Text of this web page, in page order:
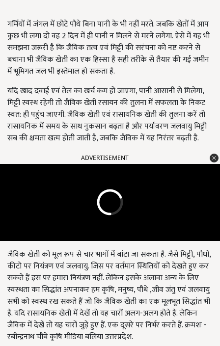
गर्मियों में जंगल में छोटे पौधे बिना पानी के भी नहीं मरते. जबकि खेतों में आप
कुछ भी लगा दो वह 2 दिन में ही पानी न मिलने से मरने लगेगा. ऐसे में यह भी
समझना जरूरी है कि जैविक तत्व एवं मिट्टी की सरंचना को नष्ट करने से
बचाना भी जैविक खेती का एक हिस्सा है सही तरीके से तैयार की गई जमीन
में भूमिगत जल भी इस्तेमाल हो सकता है.
यदि खाद दवाई एवं तेल का खर्च कम हो जाएगा, पानी आसानी से मिलेगा,
मिट्टी स्वस्थ रहेगी तो जैविक खेती रसायन की तुलना में सफलता के निकट
स्वत: ही पहुंच जाएगी. जैविक खेती एवं रासायनिक खेती की तुलना करें तो
रासायनिक में समय के साथ नुकसान बढ़ता है और पर्यावरण जलवायु मिट्टी
सब की क्षमता खत्म होती जाती है, जबकि जैविक में यह निरंतर बढ़ती है.
ADVERTISEMENT
जैविक खेती को मूल रूप से चार भागों में बांटा जा सकता है. जैसे मिट्टी, पौधों,
कीटो पर नियंत्रण एवं जलवायु. जिस पर वर्तमान स्थितियों को देखते हुए कर
सकते हैं इस पर हमारा नियंत्रण नहीं. लेकिन इसके अलावा अन्य के लिए
स्वस्थता का सिद्धांत अपनाकर हम कृषि, मनुष्य, पौधे ,जीव जंतु एवं जलवायु
सभी को स्वस्थ रख सकते हैं जो कि जैविक खेती का एक मूलभूत सिद्धांत भी
है. यदि रासायनिक खेती में देखें तो यह चारों अलग-अलग होते हैं. लेकिन
जैविक में देखें तो यह चारों जुड़े हुए हैं. एक दूसरे पर निर्भर करते हैं. क्रमशः -
रबीन्द्रनाथ चौबे कृषि मीडिया बलिया उत्तरप्रदेश.